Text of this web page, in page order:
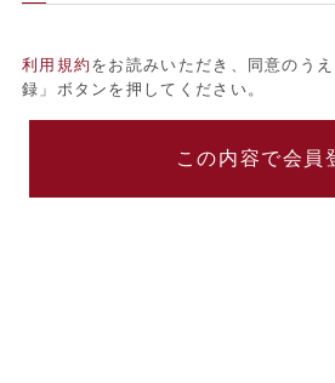
利用規約 をお読みいただき、同意のう
録」ボタンを押してください。